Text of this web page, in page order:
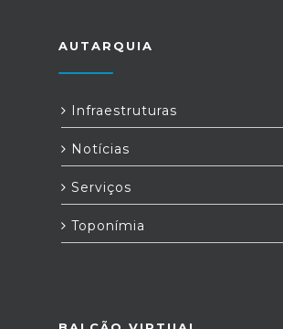
AUTARQUIA
Infraestruturas
Notícias
Serviços
Toponímia